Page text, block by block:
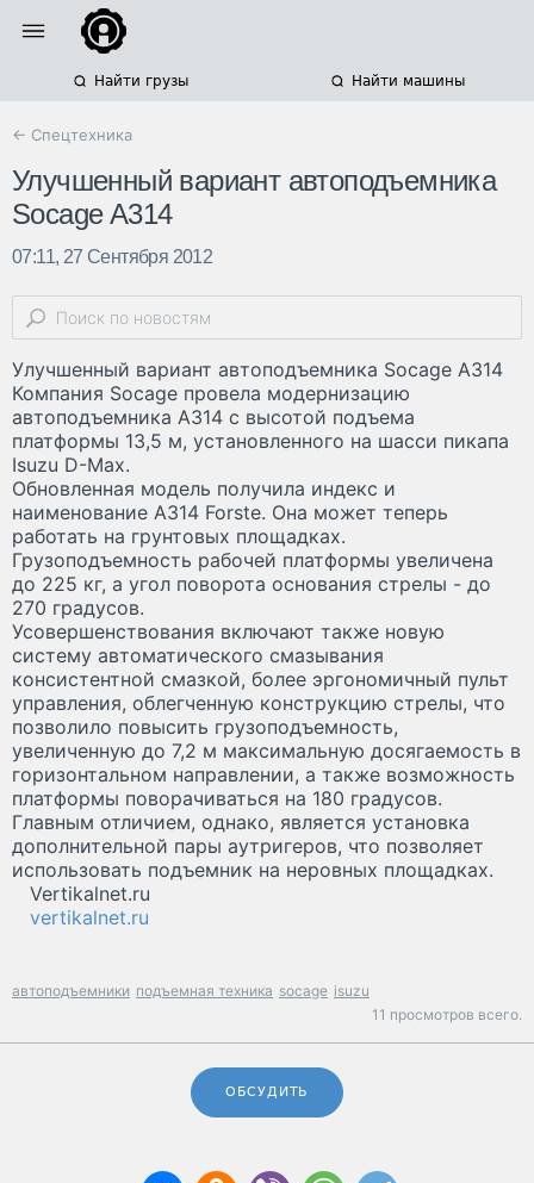
Найти грузы Найти машины
← Спецтехника
Улучшенный вариант автоподъемника
Socage A314
07:11, 27 Сентября 2012
Улучшенный вариант автоподъемника Socage A314
Компания Socage провела модернизацию
автоподъемника A314 с высотой подъема
платформы 13,5 м, установленного на шасси пикапа
Isuzu D-Max.
Обновленная модель получила индекс и
наименование A314 Forste. Она может теперь
работать на грунтовых площадках.
Грузоподъемность рабочей платформы увеличена
до 225 кг, а угол поворота основания стрелы - до
270 градусов.
Усовершенствования включают также новую
систему автоматического смазывания
консистентной смазкой, более эргономичный пульт
управления, облегченную конструкцию стрелы, что
позволило повысить грузоподъемность,
увеличенную до 7,2 м максимальную досягаемость в
горизонтальном направлении, а также возможность
платформы поворачиваться на 180 градусов.
Главным отличием, однако, является установка
дополнительной пары аутригеров, что позволяет
использовать подъемник на неровных площадках.
Vertikalnet.ru
vertikalnet.ru
автоподъемники подъемная техника socage isuzu
11 просмотров всего.
ОБСУДИТЬ